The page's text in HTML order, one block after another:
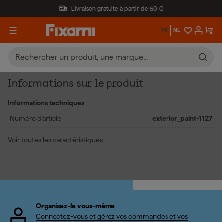
Livraison gratuite à partir de 50 €
FR NL
Informations sur le produit
Informations techniques
Numéro d'article
exterior_paint-1127
Voir toutes les caractéristiques
Organisez-le vous-même
Connectez-vous et gérez vos commandes et vos